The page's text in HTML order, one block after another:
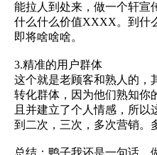
能拉人到处来，做一个轩宣
什么什么价值XXXX。到什
即将啥啥啥。
3.精准的用户群体
这个就是老顾客和熟人的，
转化群体，因为他们熟知你
且并建立了个人情感，所
到二次，三次，多次营销。
总结：鸭子我还是一句话，